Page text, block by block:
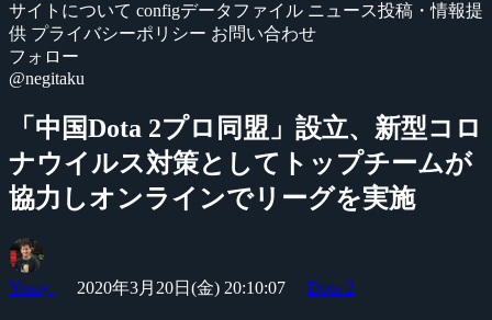
サイトについて configデータファイル ニュース投稿・情報提
供 プライバシーポリシー お問い合わせ
フォロー
@negitaku
「中国Dota 2プロ同盟」設立、新型コロ
ナウイルス対策としてトップチームが
協力しオンラインでリーグを実施
Yossy 2020年3月20日(金) 20:10:07 Dota 2